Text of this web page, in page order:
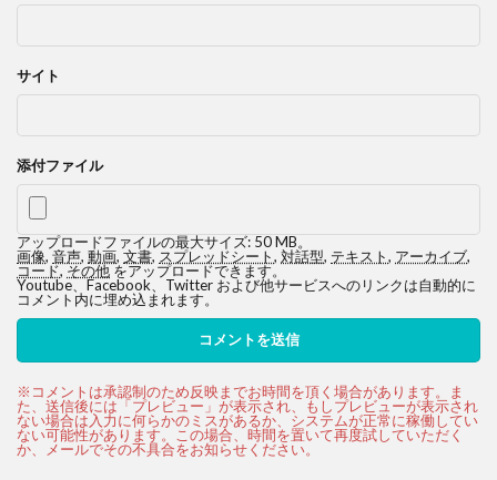
サイト
添付ファイル
アップロードファイルの最大サイズ: 50 MB。
画像, 音声, 動画, 文書, スプレッドシート, 対話型, テキスト, アーカイブ,
コード,その他をアップロードできます。
Youtube、Facebook、Twitter および他サービスへのリンクは自動的に
コメント内に埋め込まれます。